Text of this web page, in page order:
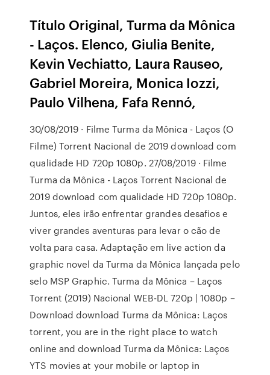
Título Original, Turma da Mônica
- Laços. Elenco, Giulia Benite,
Kevin Vechiatto, Laura Rauseo,
Gabriel Moreira, Monica Iozzi,
Paulo Vilhena, Fafa Rennó,
30/08/2019 · Filme Turma da Mônica - Laços (O
Filme) Torrent Nacional de 2019 download com
qualidade HD 720p 1080p. 27/08/2019 · Filme
Turma da Mônica - Laços Torrent Nacional de
2019 download com qualidade HD 720p 1080p.
Juntos, eles irão enfrentar grandes desafios e
viver grandes aventuras para levar o cão de
volta para casa. Adaptação em live action da
graphic novel da Turma da Mônica lançada pelo
selo MSP Graphic. Turma da Mônica – Laços
Torrent (2019) Nacional WEB-DL 720p | 1080p –
Download download Turma da Mônica: Laços
torrent, you are in the right place to watch
online and download Turma da Mônica: Laços
YTS movies at your mobile or laptop in